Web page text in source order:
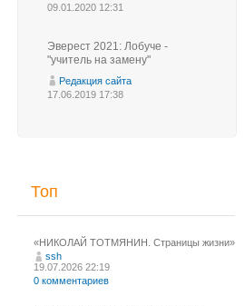
09.01.2020 12:31
Эверест 2021: Лобуче -
"учитель на замену"
Редакция сайта
17.06.2019 17:38
Топ
«НИКОЛАЙ ТОТМЯНИН. Страницы жизни»
ssh
19.07.2026 22:19
0 комментариев